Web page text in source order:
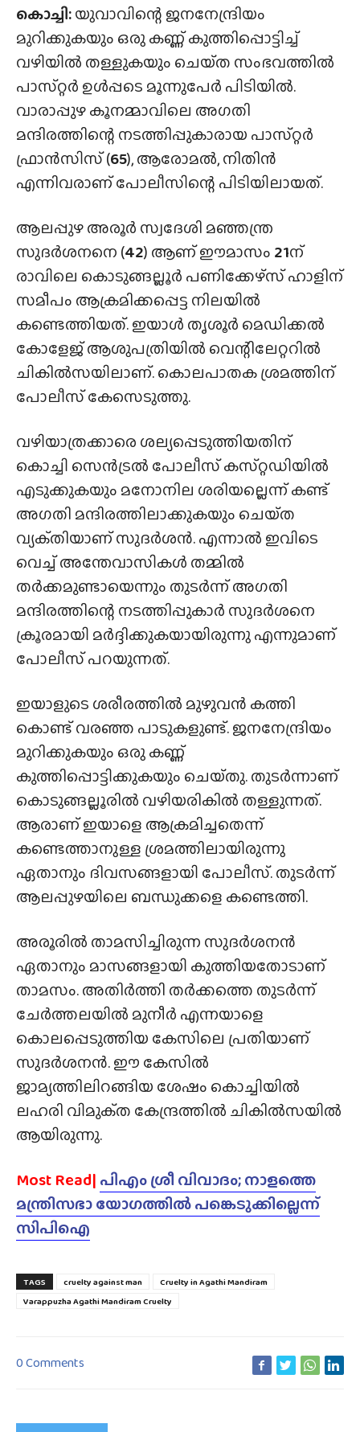
കൊച്ചി:യുവാവിന്റെ ജനനേന്ദ്രിയം
മുറിക്കുകയും ഒരു കണ്ണ് കുത്തിപ്പൊട്ടിച്ച്
വഴിയിൽ തള്ളുകയും ചെയ്‌ത സംഭവത്തിൽ
പാസ്‌റ്റർ ഉൾപ്പടെ മൂന്നുപേർ പിടിയിൽ.
വാരാപ്പുഴ കൂനമ്മാവിലെ അഗതി
മന്ദിരത്തിന്റെ നടത്തിപ്പുകാരായ പാസ്‌റ്റർ
ഫ്രാൻസിസ് (65), ആരോമൽ, നിതിൻ
എന്നിവരാണ് പോലീസിന്റെ പിടിയിലായത്.
ആലപ്പുഴ അരൂർ സ്വദേശി മഞ്ഞന്ത്ര
സുദർശനനെ (42) ആണ് ഈമാസം 21ന്
രാവിലെ കൊടുങ്ങല്ലൂർ പണിക്കേഴ്‌സ് ഹാളിന്
സമീപം ആക്രമിക്കപ്പെട്ട നിലയിൽ
കണ്ടെത്തിയത്. ഇയാൾ തൃശൂർ മെഡിക്കൽ
കോളേജ് ആശുപത്രിയിൽ വെന്റിലേറ്ററിൽ
ചികിൽസയിലാണ്. കൊലപാതക ശ്രമത്തിന്
പോലീസ് കേസെടുത്തു.
വഴിയാത്രക്കാരെ ശല്യപ്പെടുത്തിയതിന്
കൊച്ചി സെൻട്രൽ പോലീസ് കസ്‌റ്റഡിയിൽ
എടുക്കുകയും മനോനില ശരിയല്ലെന്ന് കണ്ട്
അഗതി മന്ദിരത്തിലാക്കുകയും ചെയ്‌ത
വ്യക്‌തിയാണ് സുദർശൻ. എന്നാൽ ഇവിടെ
വെച്ച് അന്തേവാസികൾ തമ്മിൽ
തർക്കമുണ്ടായെന്നും തുടർന്ന് അഗതി
മന്ദിരത്തിന്റെ നടത്തിപ്പുകാർ സുദർശനെ
ക്രൂരമായി മർദ്ദിക്കുകയായിരുന്നു എന്നുമാണ്
പോലീസ് പറയുന്നത്.
ഇയാളുടെ ശരീരത്തിൽ മുഴുവൻ കത്തി
കൊണ്ട് വരഞ്ഞ പാടുകളുണ്ട്. ജനനേന്ദ്രിയം
മുറിക്കുകയും ഒരു കണ്ണ്
കുത്തിപ്പൊട്ടിക്കുകയും ചെയ്‌തു. തുടർന്നാണ്
കൊടുങ്ങല്ലൂരിൽ വഴിയരികിൽ തള്ളുന്നത്.
ആരാണ് ഇയാളെ ആക്രമിച്ചതെന്ന്
കണ്ടെത്താനുള്ള ശ്രമത്തിലായിരുന്നു
ഏതാനും ദിവസങ്ങളായി പോലീസ്. തുടർന്ന്
ആലപ്പുഴയിലെ ബന്ധുക്കളെ കണ്ടെത്തി.
അരൂരിൽ താമസിച്ചിരുന്ന സുദർശനൻ
ഏതാനും മാസങ്ങളായി കുത്തിയതോടാണ്
താമസം. അതിർത്തി തർക്കത്തെ തുടർന്ന്
ചേർത്തലയിൽ മുനീർ എന്നയാളെ
കൊലപ്പെടുത്തിയ കേസിലെ പ്രതിയാണ്
സുദർശനൻ. ഈ കേസിൽ
ജാമ്യത്തിലിറങ്ങിയ ശേഷം കൊച്ചിയിൽ
ലഹരി വിമുക്‌ത കേന്ദ്രത്തിൽ ചികിൽസയിൽ
ആയിരുന്നു.
Most Read| പിഎം ശ്രീ വിവാദം; നാളത്തെ
മന്ത്രിസഭാ യോഗത്തിൽ പങ്കെടുക്കില്ലെന്ന്
സിപിഐ
TAGS cruelty against man
Cruelty in Agathi Mandiram
Varappuzha Agathi Mandiram Cruelty
0 Comments